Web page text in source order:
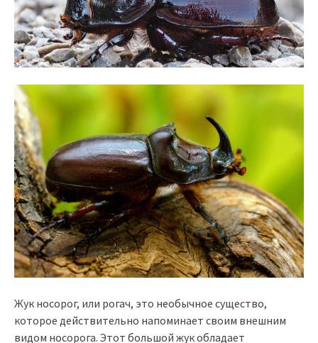
Жук носорог, или рогач, это необычное существо,
которое действительно напоминает своим внешним
видом носорога. Этот большой жук обладает